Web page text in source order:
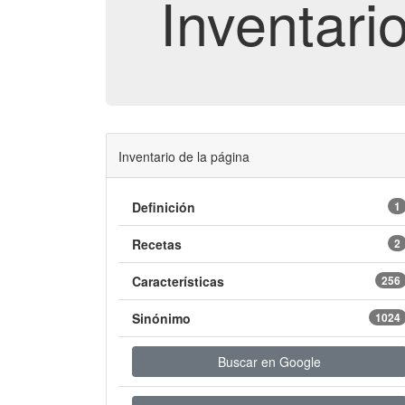
Inventario de la página
Definición 1
Recetas 2
Características 256
Sinónimo 1024
Buscar en Google